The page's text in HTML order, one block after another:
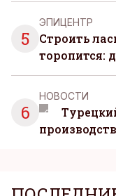
5
ЭПИЦЕНТР
Строить
торопится:
6
НОВОСТИ